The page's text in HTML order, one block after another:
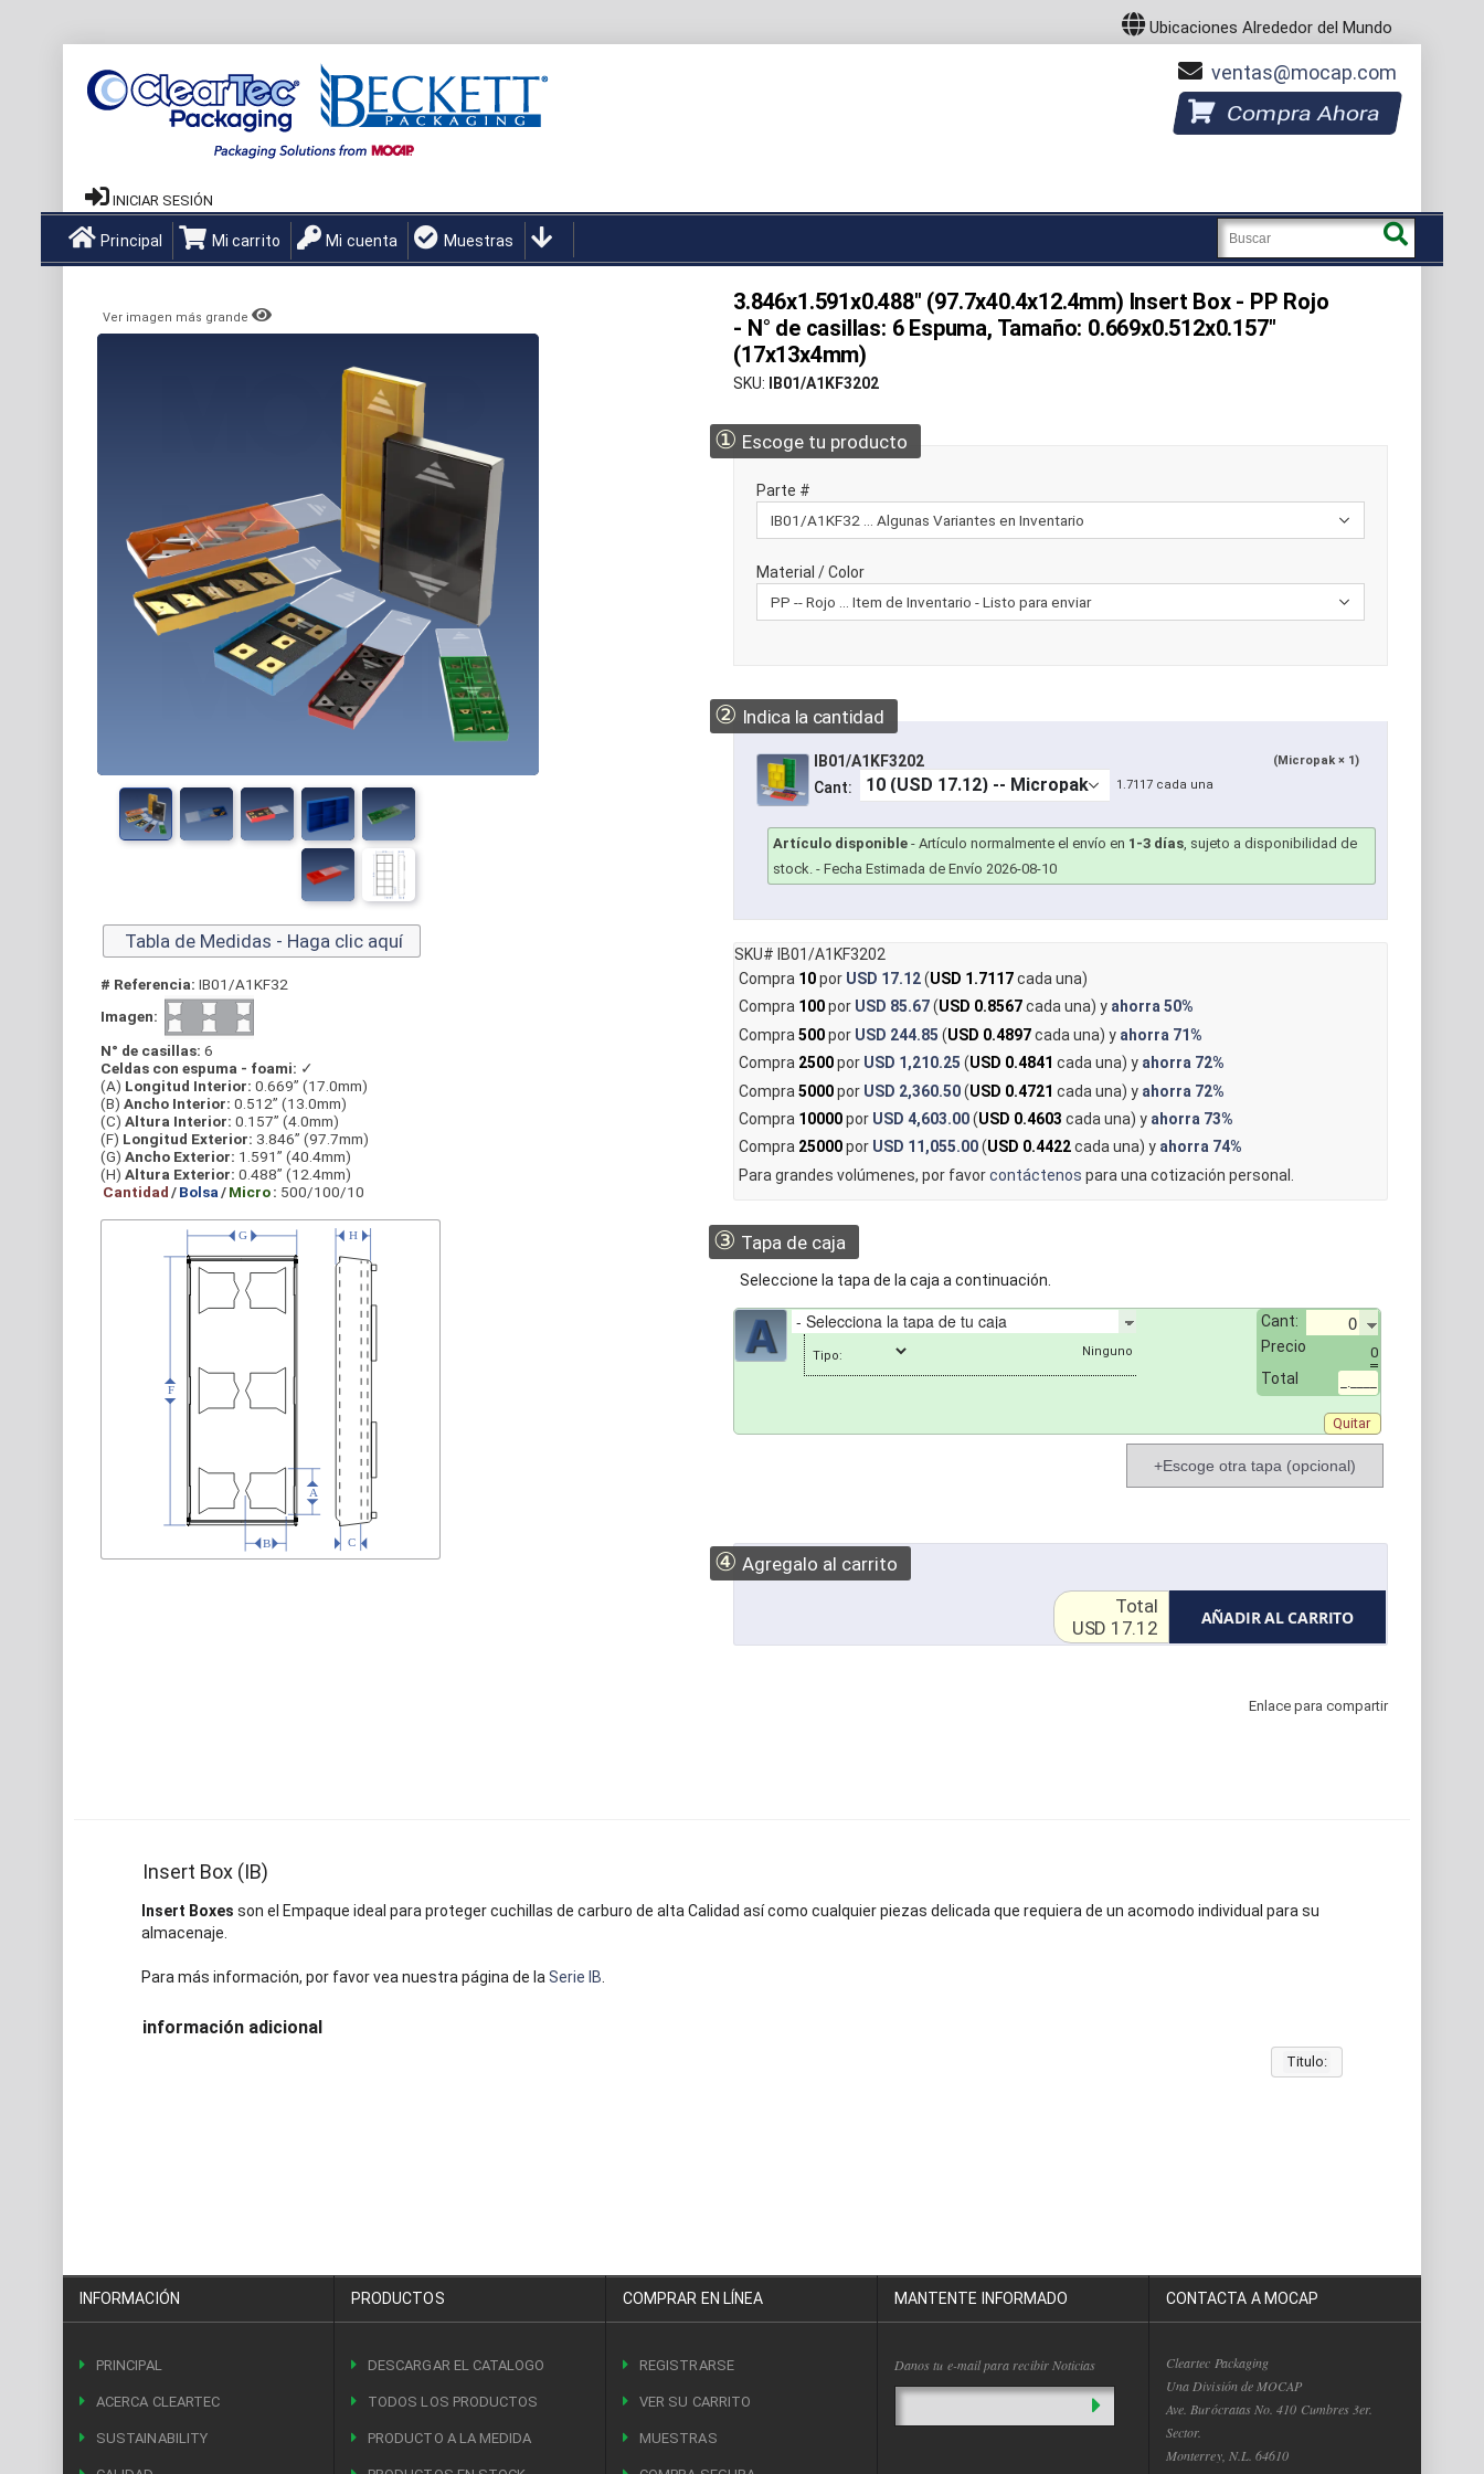
Ubicaciones Alrededor del Mundo
ventas
mocap.com
Compra Ahora
INICIAR SESIÓN
Principal Mi carrito Mi cuenta Muestras
3.846x1.591x0.488" (97.7x40.4x12.4mm) Insert Box - PP Rojo
- N° de casillas: 6 Espuma, Tamaño: 0.669x0.512x0.157"
(17x13x4mm)
SKU IB01/A1KF3202
① Escoge tu producto
Parte #
Material / Color
② Indica la cantidad
IB01/A1KF3202 (Micropak × 1)
Cant: 1.7117 cada una
Artículo disponible -Artículo normalmente el envío en 1-3 días, sujeto a disponibilidad de
stock. - Fecha Estimada de Envío 2026-08-10
SKU# IB01/A1KF3202
Compra 10por USD 17.12(USD 1.7117cada una)
Compra 100por USD 85.67(USD 0.8567cada una) y ahorra50%
Compra 500por USD 244.85 (USD 0.4897cada una) y ahorra 71%
Compra 2500por USD 1,210.25 (USD 0.4841 cada una) y ahorra 72%
Compra 5000por USD 2,360.50(USD 0.4721 cada una) y ahorra 72%
Compra 10000por USD 4,603.00(USD 0.4603 cada una) y ahorra 73%
Compra 25000por USD 11,055.00(USD 0.4422cada una) y ahorra 74%
Para grandes volúmenes, por favorcontáctenos para una cotización personal.
③ Tapa de caja
Seleccione la tapa de la caja a continuación.
Cant:
Precio
0
Total _.____
Tipo:
Quitar
+Escoge otra tapa (opcional)
④ Agregalo al carrito
AÑADIR AL CARRITO
Total
USD 17.12
Enlace para compartir
Ver imagen más grande
Tabla de Medidas - Haga clic aquí
# Referencia: IB01/A1KF32
Imagen:
N° de casillas: 6
Celdas con espuma - foami: ✓
(A) Longitud Interior: 0.669” (17.0mm)
(B) Ancho Interior: 0.512” (13.0mm)
(C) Altura Interior: 0.157” (4.0mm)
(F) Longitud Exterior: 3.846” (97.7mm)
(G) Ancho Exterior: 1.591” (40.4mm)
(H) Altura Exterior: 0.488” (12.4mm)
Cantidad/Bolsa/Micro: 500/100/10
Insert Box (IB)
Insert Boxes son el Empaque ideal para proteger cuchillas de carburo de alta Calidad así como cualquier piezas delicada que requiera de un acomodo individual para su
almacenaje.
Para más información, por favor vea nuestra página de laSerie IB.
información adicional
Titulo:
INFORMACIÓN
PRINCIPAL
ACERCA CLEARTEC
SUSTAINABILITY
PRODUCTOS
DESCARGAR EL CATALOGO
TODOS LOS PRODUCTOS
PRODUCTO A LA MEDIDA
COMPRAR EN LÍNEA
REGISTRARSE
VER SU CARRITO
MUESTRAS
MANTENTE INFORMADO
Danos tu e-mail para recibir Noticias
CONTACTA A MOCAP
Cleartec Packaging
Una División de MOCAP
Ave. Burócratas No. 410 Cumbres 3er.
Sector.
Monterrey, N.L. 64610